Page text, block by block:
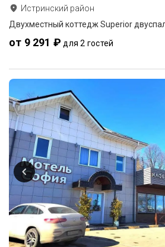
Истринский район
Двухместный коттедж Superior
от 9 291 ₽ для 2 гостей